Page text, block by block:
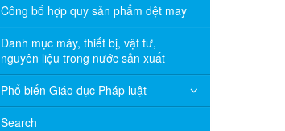
Công bố hợp quy sản phẩm dệt may
Danh mục máy, thiết bị, vật tư,
nguyên liệu trong nước sản xuất
Phổ biến Giáo dục Pháp luật
Search